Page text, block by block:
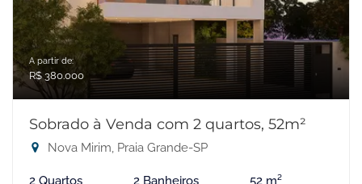
A partir de:
R$ 380.000
Sobrado à Venda com 2 quartos, 52m²
Nova Mirim, Praia Grande-SP
2 Quartos 2 Banheiros 52 m²